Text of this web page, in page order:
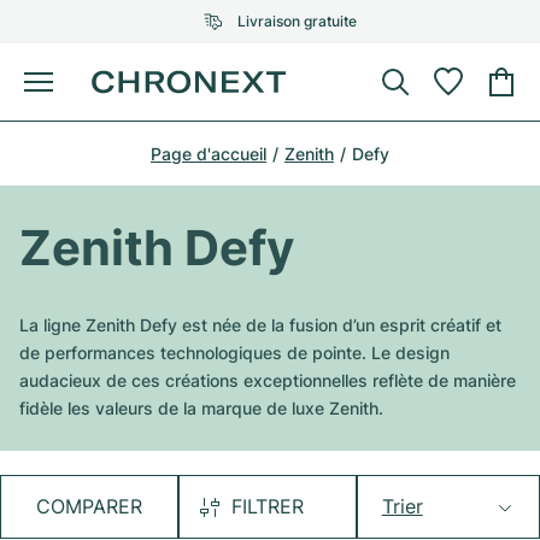
Livraison gratuite
Menu
Acheter une montre
UNE SÉLECTION D'EXCEPTION
Tous les modèles Rolex
Modèles les plus vendus
Omega
Tous les modèles Omega
Patek Philippe
Modèles les plus vendus
Audemars Piguet
Tous les modèles Audemars Piguet
Montres d'occasion
Bijoux
UNE SÉLECTION D'EXCEPTION
Tiffany
Louis Vuitton
Gebauer & Gebauer
Bvlgari
Sale
Page d'accueil Zenith Defy
Zenith Defy
La ligne Zenith Defy est née de la fusion d’un esprit créatif et
de performances technologiques de pointe. Le design
audacieux de ces créations exceptionnelles reflète de manière
fidèle les valeurs de la marque de luxe Zenith.
COMPARER FILTRER Trier